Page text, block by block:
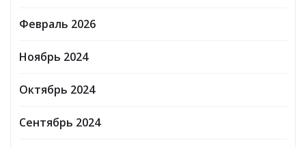
Февраль 2026
Ноябрь 2024
Октябрь 2024
Сентябрь 2024